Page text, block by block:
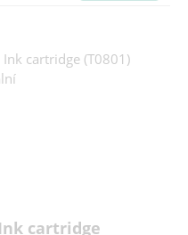
Ink cartridge